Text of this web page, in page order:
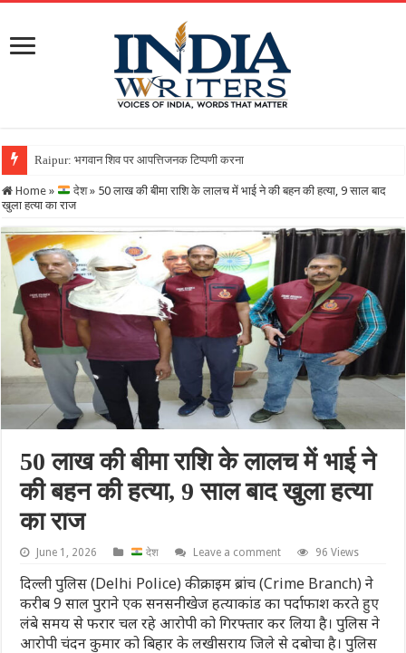
Raipur: भगवान शिव पर आपत्तिजनक टिप्पणी करना पड़ा भारी, क्रिश्चियन फोरम के न
Home » देश » 50 लाख की बीमा राशि के लालच में भाई ने की बहन की हत्या, 9 साल बाद
खुला हत्या का राज
50 लाख की बीमा राशि के लालच में भाई ने
की बहन की हत्या, 9 साल बाद खुला हत्या
का राज
June 1, 2026 देश Leave a comment 96 Views
दिल्ली पुलिस (Delhi Police) की क्राइम ब्रांच (Crime Branch) ने
करीब 9 साल पुराने एक सनसनीखेज हत्याकांड का पर्दाफाश करते हुए
लंबे समय से फरार चल रहे आरोपी को गिरफ्तार कर लिया है। पुलिस ने
आरोपी चंदन कुमार को बिहार के लखीसराय जिले से दबोचा है। पुलिस